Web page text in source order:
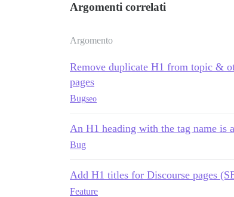
Argomenti correlati
Argomento
Remove duplicate H1 from topic &
pages
Bugseo
An H1 heading with the tag name is
Bug
Add H1 titles for Discourse pages
Feature